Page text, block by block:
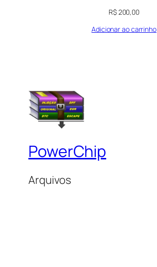
R$200,00
Adicionar ao carrinho
PowerChip
Arquivos